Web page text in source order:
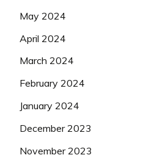
May 2024
April 2024
March 2024
February 2024
January 2024
December 2023
November 2023